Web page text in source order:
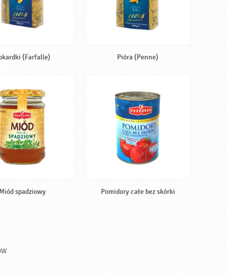
(Farfalle) Pióra (Penne)
Miód spadziowy Pomidory całe bez skórki